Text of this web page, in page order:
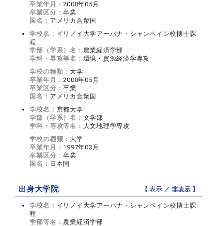
卒業年月：2000年05月
卒業区分：卒業
国名： アメリカ合衆国
学校名： イリノイ大学アーバナ・シャンペイン校博士課
程
学部（学系）名： 農業経済学部
学科・専攻等名： 環境・資源経済学専攻
学校の種類： 大学
卒業年月：2000年05月
卒業区分：卒業
国名： アメリカ合衆国
学校名： 京都大学
学部（学系）名： 文学部
学科・専攻等名： 人文地理学専攻
学校の種類： 大学
卒業年月： 1997年03月
卒業区分：卒業
国名： 日本国
出身大学院 【 表示 ／非表示 】
学校名： イリノイ大学アーバナ・シャンペイン校博士課
程
学部等名： 農業経済学部